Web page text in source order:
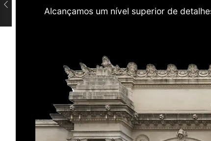
Alcançamos um nível superior de